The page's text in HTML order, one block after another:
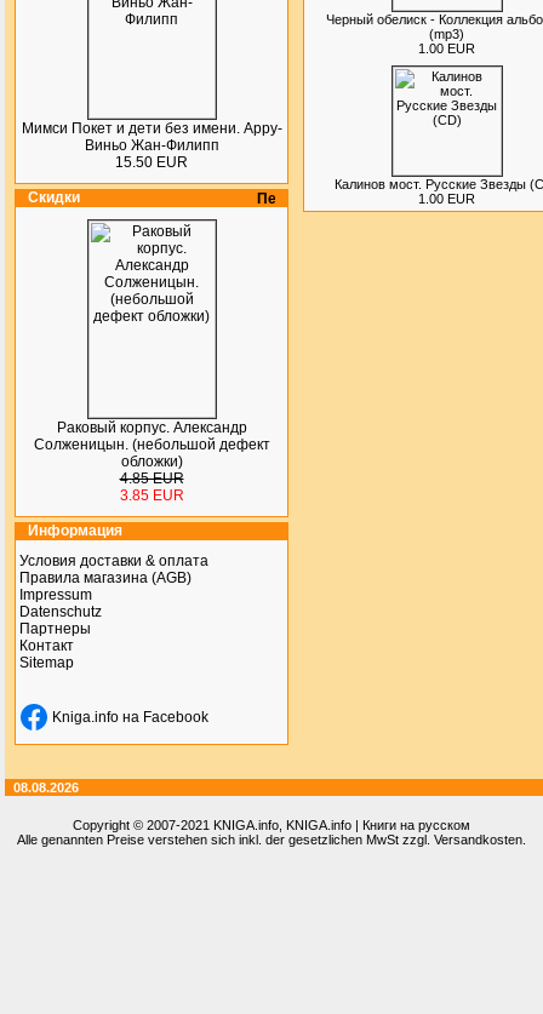
Мимси Покет и дети без имени. Арру-
Виньо Жан-Филипп
15.50 EUR
Скидки
Раковый корпус. Александр
Солженицын. (небольшой дефект
обложки)
4.85 EUR
3.85 EUR
Информация
Условия доставки & оплата
Правила магазина (AGB)
Impressum
Datenschutz
Партнеры
Контакт
Sitemap
Kniga.info на Facebook
Черный обелиск - Коллекция
(mp3)
1.00 EUR
Калинов мост. Русские Звезды
1.00 EUR
08.08.2026
Copyright © 2007-2021 KNIGA.info , KNIGA.info | Книги на русском
Alle genannten Preise verstehen sich inkl. der gesetzlichen MwSt zzgl. Versandkosten.